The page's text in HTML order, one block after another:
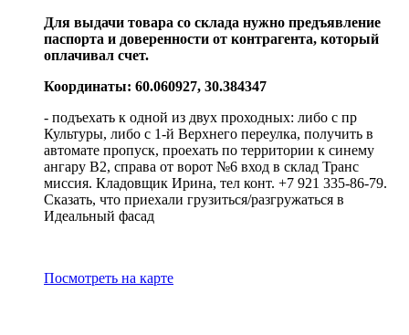
Для выдачи товара со склада нужно предъявление
паспорта и доверенности от контрагента, который
оплачивал счет.
Координаты: 60.060927, 30.384347
- подъехать к одной из двух проходных: либо с пр
Культуры, либо с 1-й Верхнего переулка, получить в
автомате пропуск, проехать по территории к синему
ангару В2, справа от ворот №6 вход в склад Транс
миссия. Кладовщик Ирина, тел конт. +7 921 335-86-79.
Сказать, что приехали грузиться/разгружаться в
Идеальный фасад
Посмотреть на карте